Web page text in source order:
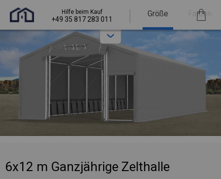
Hilfe beim Kauf
+49 35 817 283 011
Größe Farben
6x12 m Ganzjährige Zelthalle